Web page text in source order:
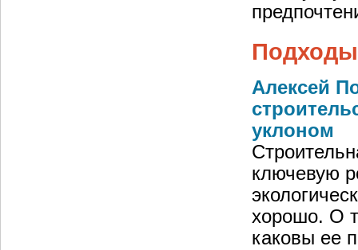
Алексей
уклоном
ключевую
хорошо. О
каковы ее